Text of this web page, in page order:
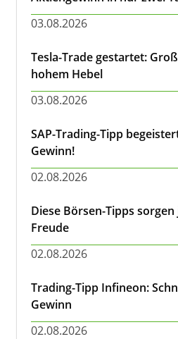
03.08.2026
Tesla-Trade gestartet:
hohem Hebel
03.08.2026
SAP-Trading-Tipp
Gewinn!
02.08.2026
Diese Börsen-Tipps
Freude
02.08.2026
Trading-Tipp Infineon:
Gewinn
02.08.2026